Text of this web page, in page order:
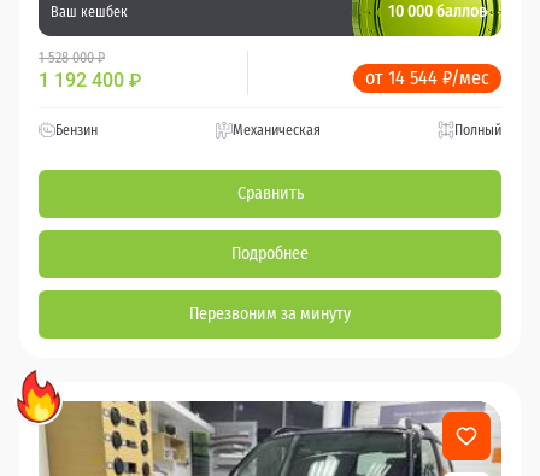
Ваш кешбек 10 000 баллов
1 528 000 ₽
1 192 400 ₽ от 14 544 ₽/мес
Бензин Механическая Полный
Сравнить
Подробнее
Перезвоним за минуту